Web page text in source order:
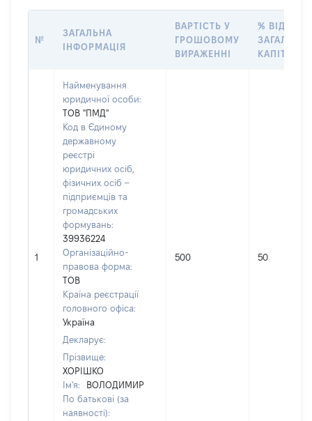
№
ЗАГАЛЬНА
ІНФОРМАЦІЯ
ВАРТІСТЬ У
ГРОШОВОМУ
ВИРАЖЕННІ
% ВІД
КАПІТАЛУ
1
Найменування
юридичної особи:
ТОВ "ПМД"
Код в Єдиному
державному
реєстрі
юридичних осіб,
фізичних осіб –
підприємців та
громадських
формувань:
39936224
Організаційно-
правова форма:
ТОВ
Країна реєстрації
головного офіса:
Україна
Декларує:
Прізвище:
ХОРІШКО
Ім'я:
ВОЛОДИМИР
По батькові (за
наявності):
500 50